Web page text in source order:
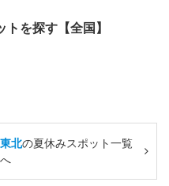
を探す【全国】
東北の夏休みスポット一覧
へ